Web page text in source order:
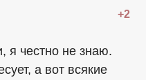
+2
я честно не знаю.
а вот всякие